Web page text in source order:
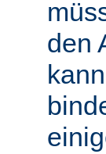
den